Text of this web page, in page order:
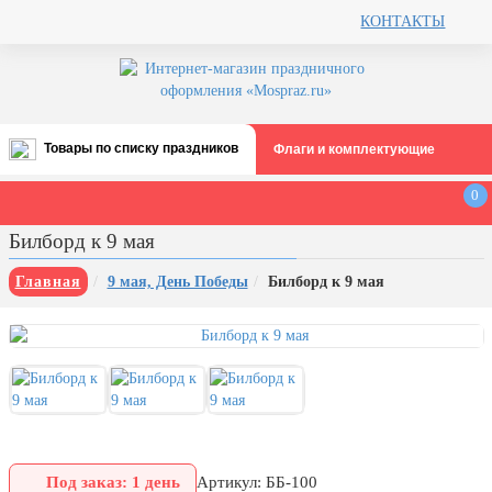
КОНТАКТЫ
Товары по списку праздников
Все праздники
августа)
12 августа, День ВВС
флага РФ
День шахтера (последнее
воскресенье августа)
3 сентября, День солидарности в
борьбе с терроризмом
Флаги и комплектующие
0
Билборд к 9 мая
Главная 9 мая, День Победы Билборд к 9 мая
Под заказ: 1 день Артикул: ББ-100